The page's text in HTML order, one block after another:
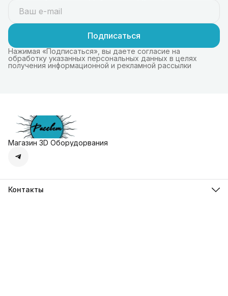
Подписаться
Нажимая «Подписаться», вы даете согласие на
обработку указанных персональных данных в целях
получения информационной и рекламной рассылки
Магазин 3D Оборудорвания
Контакты